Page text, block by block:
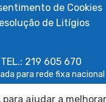
de Cookies
de Litígios
TEL.: 219 605 670
para rede fixa nacional
para ajudar a